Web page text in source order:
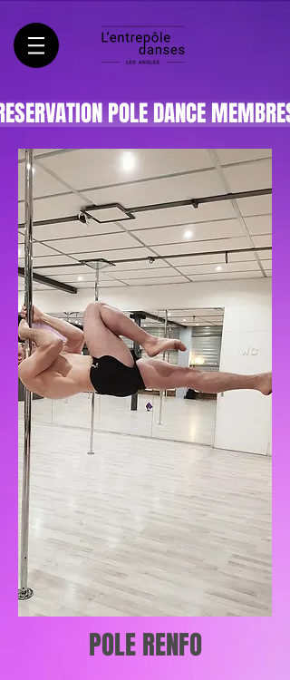
POLE DANCE MEMBRES
POLE RENFO